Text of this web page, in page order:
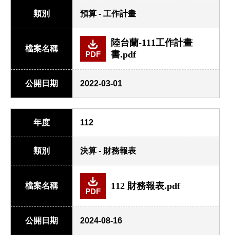
類別 預算 - 工作計畫
檔案名稱
PDF
陸台蘭-111工作計畫
書.pdf
公開日期 2022-03-01
年度 112
類別 決算 - 財務報表
檔案名稱
PDF
112 財務報表.pdf
公開日期 2024-08-16